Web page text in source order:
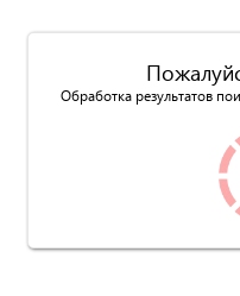
Обработка результатов